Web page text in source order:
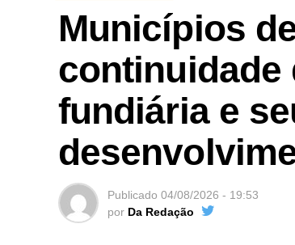
Municípios
continuidade
fundiária e
Publicado 04/08/2026 - 19:53
por Da Redação